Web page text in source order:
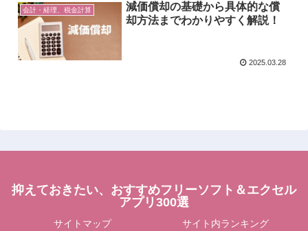
会計・経理、税金計算
減価償却の基礎から具体的な償
却方法までわかりやすく解説！
2025.03.28
抑えておきたい、おすすめフリーソフト＆エクセル
アプリ300選
サイトマップ サイト内ランキング